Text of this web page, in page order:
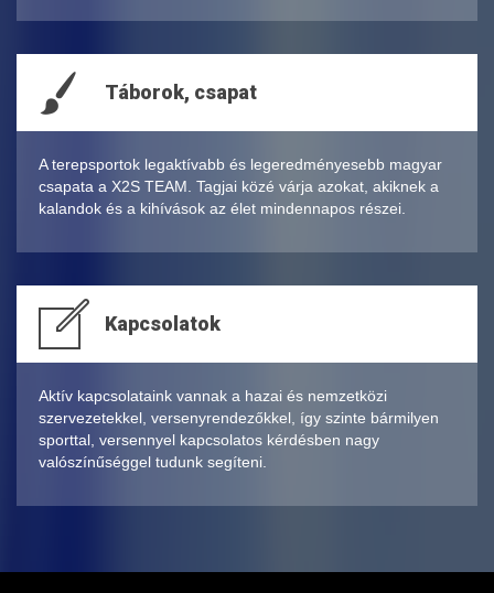
Táborok, csapat
A terepsportok legaktívabb és legeredményesebb magyar
csapata a X2S TEAM. Tagjai közé várja azokat, akiknek a
kalandok és a kihívások az élet mindennapos részei.
Kapcsolatok
Aktív kapcsolataink vannak a hazai és nemzetközi
szervezetekkel, versenyrendezőkkel, így szinte bármilyen
sporttal, versennyel kapcsolatos kérdésben nagy
valószínűséggel tudunk segíteni.